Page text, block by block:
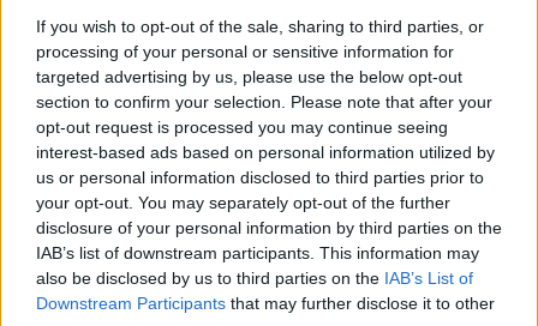
If you wish to opt-out of the sale, sharing to third parties, or
processing of your personal or sensitive information for
targeted advertising by us, please use the below opt-out
section to confirm your selection. Please note that after your
opt-out request is processed you may continue seeing
interest-based ads based on personal information utilized by
us or personal information disclosed to third parties prior to
your opt-out. You may separately opt-out of the further
disclosure of your personal information by third parties on the
IAB’s list of downstream participants. This information may
also be disclosed by us to third parties on the IAB’s List of
Downstream Participants that may further disclose it to other
enguany amb més modistes i gairebé
40 peces a concurs
31 de juliol de 2026
“L’eclipsi serà una oportunitat també
per a gaudir de les Festes Majors
d’Amposta”
31 de juliol de 2026
Blaumut lidera el cartell musical de les
Festes